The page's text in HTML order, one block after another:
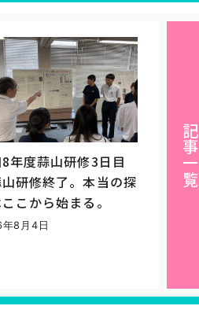
年度蒜山研修3日目
研修終了。本当の探
こから始まる。
8月4日
記事一覧